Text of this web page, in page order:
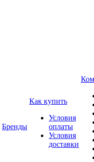
Бренды
Как купить
Условия
оплаты
Условия
доставки